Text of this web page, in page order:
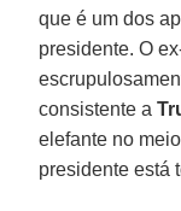
que é um dos
presidente. O
consistente a
elefante no
presidente está